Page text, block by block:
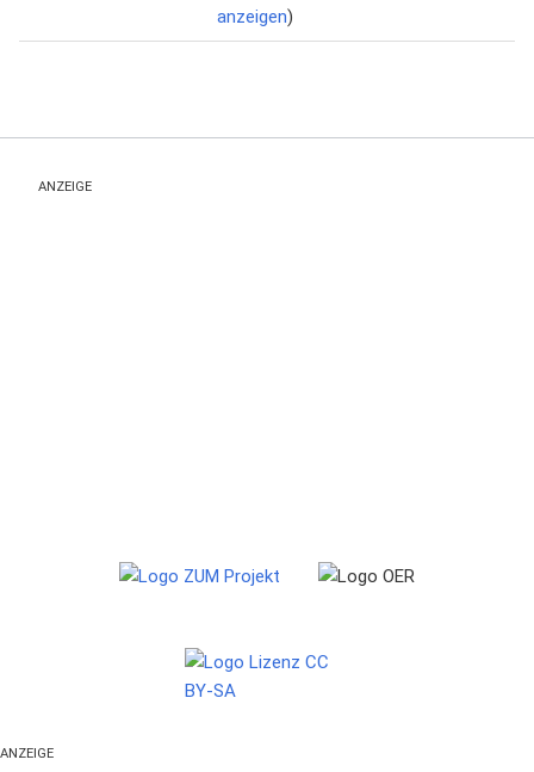
anzeigen)
ANZEIGE
ANZEIGE